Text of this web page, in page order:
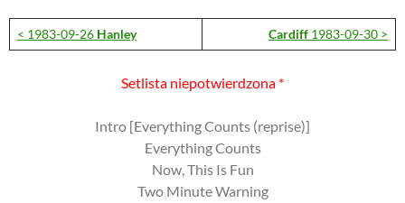
< 1983-09-26 Hanley Cardiff 1983-09-30 >
Setlista niepotwierdzona *
Intro [Everything Counts (reprise)]
Everything Counts
Now, This Is Fun
Two Minute Warning